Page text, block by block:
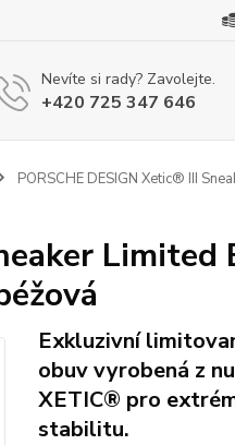
Nevíte si rady? Zavolejte.
+420 725 347 646
PORSCHE DESIGN Xetic® III
Exkluzivní
obuv vyrobená z
XETIC® pro
stabilitu.